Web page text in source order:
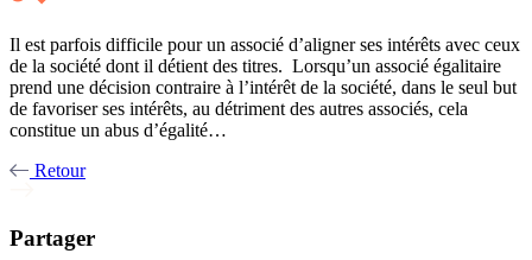
Il est parfois difficile pour un associé d’aligner ses intérêts avec ceux
de la société dont il détient des titres. Lorsqu’un associé égalitaire
prend une décision contraire à l’intérêt de la société, dans le seul but
de favoriser ses intérêts, au détriment des autres associés, cela
constitue un abus d’égalité…
Retour
Partager